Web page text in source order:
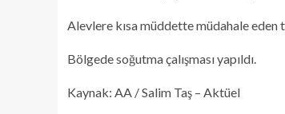
Alevlere kısa müddette müdahale eden
Bölgede soğutma çalışması yapıldı.
Kaynak: AA / Salim Taş – Aktüel